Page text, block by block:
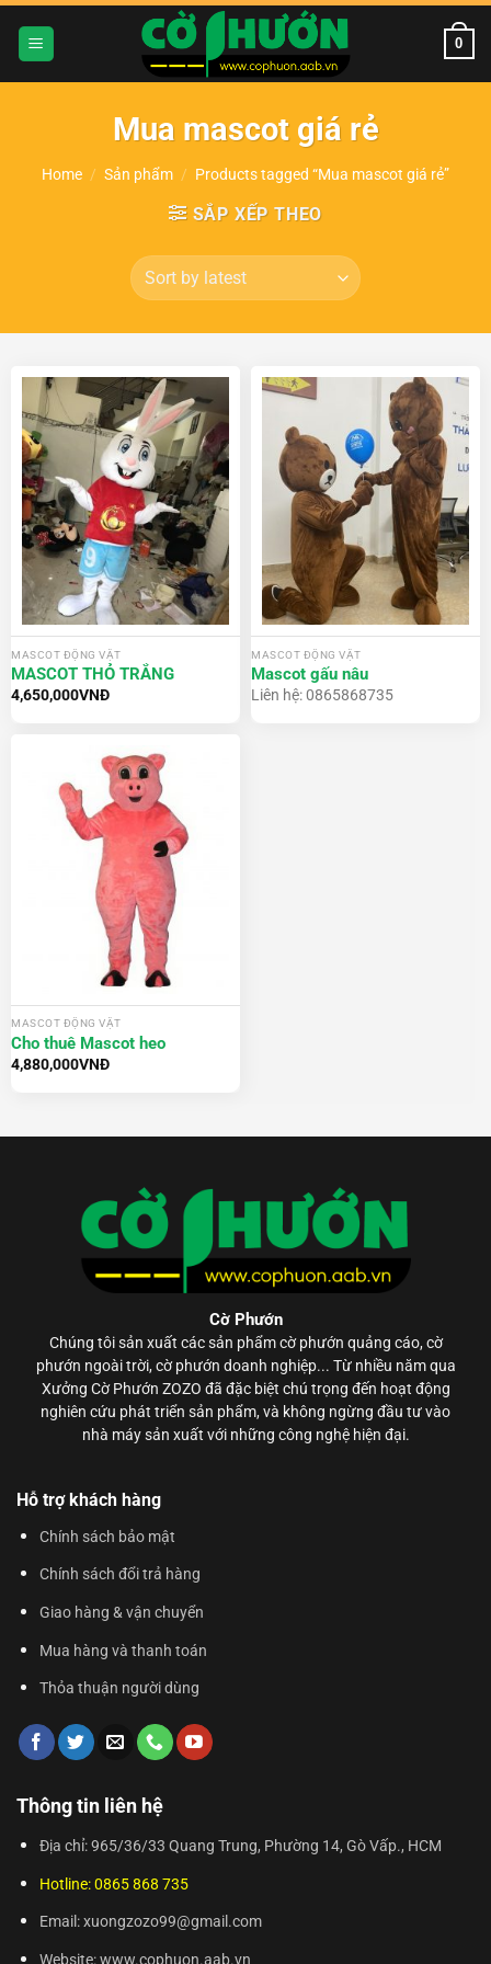
Chuyển
nội
0
Mua mascot giá rẻ
Home / Sản phẩm / Products tagged “Mua mascot giá rẻ”
SẮP XẾP THEO
MASCOT ĐỘNG VẬT
MASCOT THỎ TRẮNG
4,650,000VNĐ
MASCOT ĐỘNG VẬT
Mascot gấu nâu
Liên hệ: 0865868735
MASCOT ĐỘNG VẬT
Cho thuê Mascot heo
4,880,000VNĐ
Cờ Phướn
Chúng tôi sản xuất các sản phẩmcờ phướn quảng cáo, cờ
phướn ngoài trời, cờ phướn doanh nghiệp... Từ nhiều năm qua
Xưởng Cờ Phướn ZOZO đã đặc biệt chú trọng đến hoạt động
nghiên cứu phát triển sản phẩm, và không ngừng đầu tư vào
nhà máy sản xuất với những công nghệ hiện đại.
Hỗ trợ khách hàng
Chính sách bảo mật
Chính sách đổi trả hàng
Giao hàng & vận chuyển
Mua hàng và thanh toán
Thỏa thuận người dùng
Thông tin liên hệ
Địa chỉ: 965/36/33 Quang Trung, Phường 14, Gò Vấp., HCM
Hotline: 0865 868 735
Email: xuongzozo99@gmail.com
Website: www.cophuon.aab.vn